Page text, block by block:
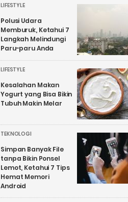
LIFESTYLE
Polusi Udara
Memburuk, Ketahui 7
Langkah Melindungi
Paru-paru Anda
LIFESTYLE
Kesalahan Makan
Yogurt yang Bisa Bikin
Tubuh Makin Melar
TEKNOLOGI
Simpan Banyak File
tanpa Bikin Ponsel
Lemot, Ketahui 7 Tips
Hemat Memori
Android